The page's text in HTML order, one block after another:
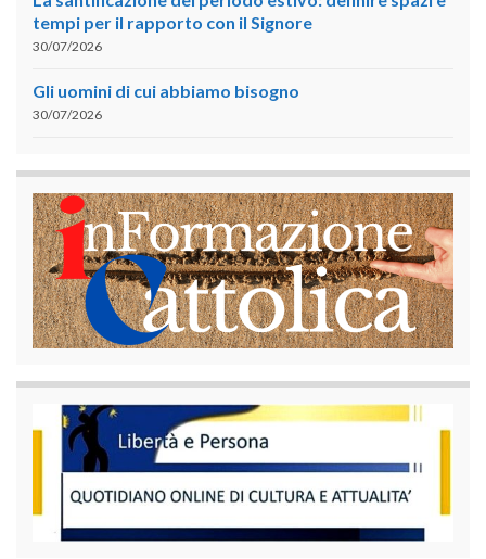
tempi per il rapporto con il Signore
30/07/2026
Gli uomini di cui abbiamo bisogno
30/07/2026